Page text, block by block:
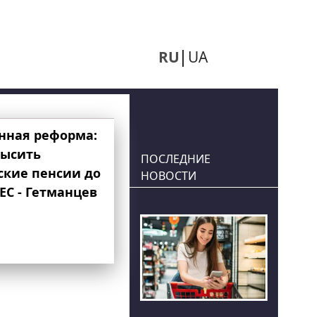
RU UA
реформа:
пенсии до
- Гетманцев
ПОСЛЕДНИЕ
НОВОСТИ